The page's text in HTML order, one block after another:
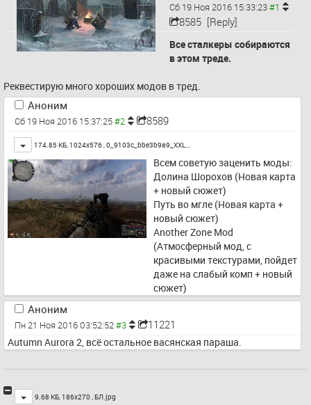
Сб 19 Ноя 2016 15:33:23
8585 [Reply]
Все сталкеры собираются
в этом треде.
Реквестирую много хороших модов в тред.
Аноним
Сб 19 Ноя 2016 15:37:25 8589
Toggle
174.85 КБ, 1024x576 , 0_9103c_bbe3b9a9_XXL…
Всем советую заценить моды:
Долина Шорохов (Новая карта
+ новый сюжет)
Путь во мгле (Новая карта +
новый сюжет)
Another Zone Mod
(Атмосферный мод, с
красивыми текстурами, пойдет
даже на слабый комп + новый
сюжет)
Аноним
Пн 21 Ноя 2016 03:52:52 11221
Autumn Aurora 2, всё остальное васянская параша.
Toggle
9.68 КБ, 186x270 ,БЛ.jpg